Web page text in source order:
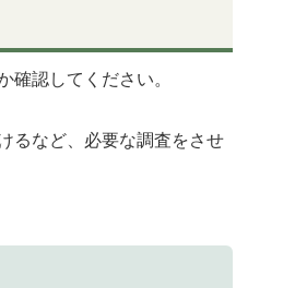
認してください。
るなど、必要な調査をさせ